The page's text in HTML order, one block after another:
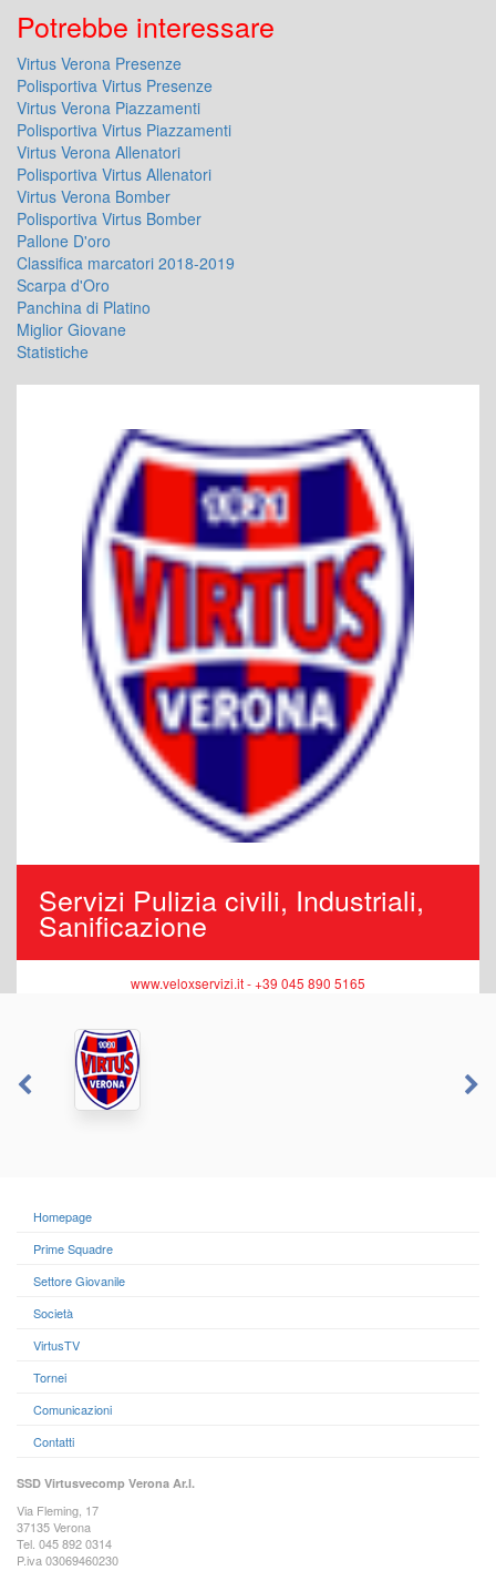
Potrebbe interessare
Virtus Verona Presenze
Polisportiva Virtus Presenze
Virtus Verona Piazzamenti
Polisportiva Virtus Piazzamenti
Virtus Verona Allenatori
Polisportiva Virtus Allenatori
Virtus Verona Bomber
Polisportiva Virtus Bomber
Pallone D'oro
Classifica marcatori 2018-2019
Scarpa d'Oro
Panchina di Platino
Miglior Giovane
Statistiche
Servizi Pulizia civili, Industriali,
Sanificazione
www.veloxservizi.it - +39 045 890 5165
Homepage
Prime Squadre
Settore Giovanile
Società
VirtusTV
Tornei
Comunicazioni
Contatti
SSD Virtusvecomp Verona Ar.l.
Via Fleming, 17
37135 Verona
Tel. 045 892 0314
P.iva 03069460230